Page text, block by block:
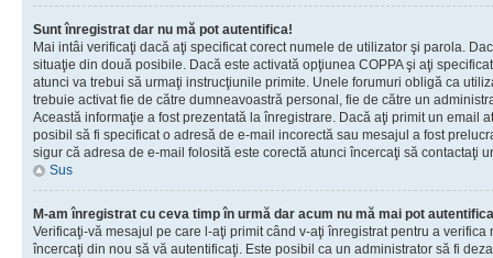
Sunt înregistrat dar nu mă pot autentifica!
Mai intâi verificaţi dacă aţi specificat corect numele de utilizator şi parola.
situaţie din două posibile. Dacă este activată opţiunea COPPA şi aţi
atunci va trebui să urmaţi instrucţiunile primite. Unele forumuri obligă ca
trebuie activat fie de către dumneavoastră personal, fie de către un
Această informaţie a fost prezentată la înregistrare. Dacă aţi primit un email
posibil să fi specificat o adresă de e-mail incorectă sau mesajul a fost
sigur că adresa de e-mail folosită este corectă atunci încercaţi să contactaţi
Sus
M-am înregistrat cu ceva timp în urmă dar acum nu mă mai pot
Verificaţi-vă mesajul pe care l-aţi primit când v-aţi înregistrat pentru a
încercaţi din nou să vă autentificaţi. Este posibil ca un administrator să fi